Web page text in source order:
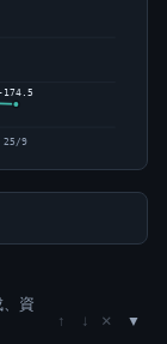
-174.5
25/9
資
↑ ↓ ×